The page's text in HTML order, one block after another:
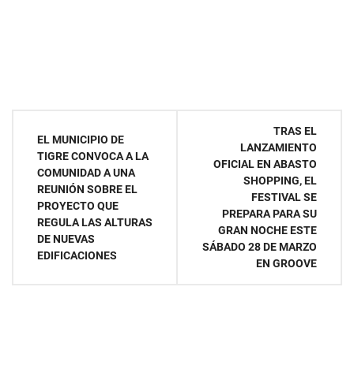
Navegación
entradas
EL MUNICIPIO DE
TIGRE CONVOCA A LA
COMUNIDAD A UNA
REUNIÓN SOBRE EL
PROYECTO QUE
REGULA LAS ALTURAS
DE NUEVAS
EDIFICACIONES
TRAS EL
LANZAMIENTO
OFICIAL EN ABASTO
SHOPPING, EL
FESTIVAL SE
PREPARA PARA SU
GRAN NOCHE ESTE
SÁBADO 28 DE MARZO
EN GROOVE